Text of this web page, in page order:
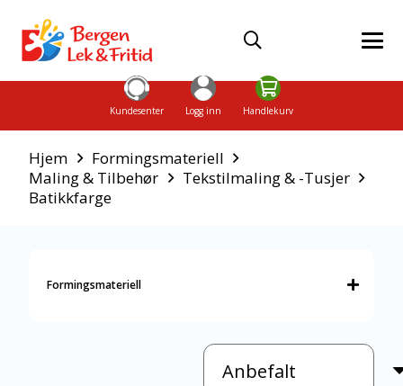
Kundesenter Logg inn Handlekurv
Hjem
Formingsmateriell
Maling & Tilbehør
Tekstilmaling & -Tusjer
Batikkfarge
Formingsmateriell